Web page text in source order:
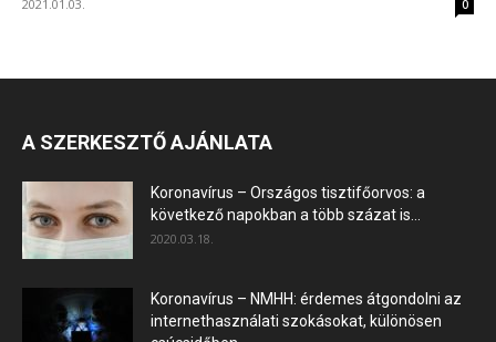
2021.01.03. 0
A SZERKESZTŐ AJÁNLATA
Koronavírus – Országos tisztifőorvos: a
következő napokban a több százat is...
2020.03.18.
Koronavírus – NMHH: érdemes átgondolni az
internethasználati szokásokat, különösen